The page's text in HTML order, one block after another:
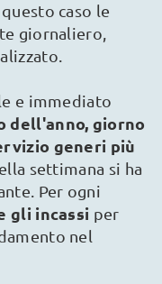
caso le
giornaliero,
e immediato
dell'anno, giorno
generi più
settimana si ha
Per ogni
gli incassi per
nel